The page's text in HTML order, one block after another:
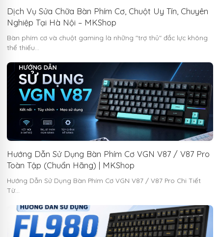
Dịch Vụ Sửa Chữa Bàn Phím Cơ, Chuột Uy Tín, Chuyên
Nghiệp Tại Hà Nội – MKShop
Bàn phím cơ và chuột gaming là những "trợ thủ" đắc lực không
thể thiếu…
Hướng Dẫn Sử Dụng Bàn Phím Cơ VGN V87 / V87 Pro
Toàn Tập (Chuẩn Hãng) | MKShop
Hướng Dẫn Sử Dụng Bàn Phím Cơ VGN V87 / V87 Pro Chi Tiết
Từ…